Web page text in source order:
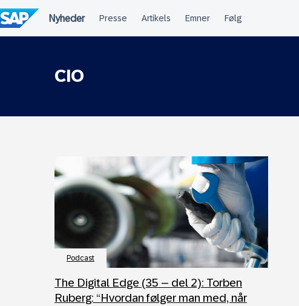
til
indholdet
CIO
Podcast
The Digital Edge (35 – del 2): Torben
Ruberg: “Hvordan følger man med, når